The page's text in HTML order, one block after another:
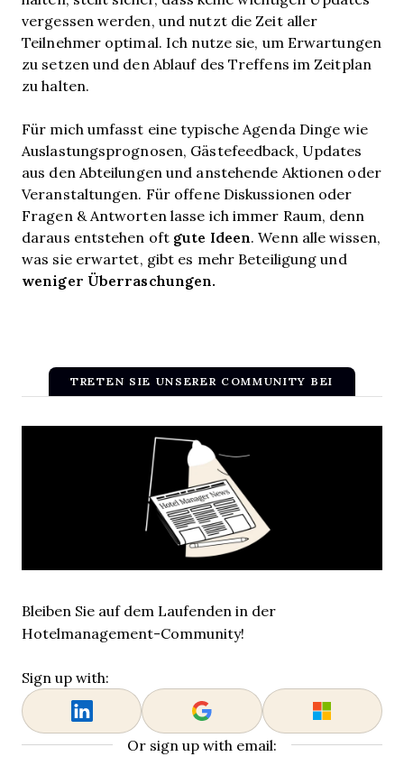
vergessen werden, und nutzt die Zeit aller
Teilnehmer optimal. Ich nutze sie, um Erwartungen
zu setzen und den Ablauf des Treffens im Zeitplan
zu halten.
Für mich umfasst eine typische Agenda Dinge wie
Auslastungsprognosen, Gästefeedback, Updates
aus den Abteilungen und anstehende Aktionen oder
Veranstaltungen. Für offene Diskussionen oder
Fragen & Antworten lasse ich immer Raum, denn
daraus entstehen oft gute Ideen. Wenn alle wissen,
was sie erwartet, gibt es mehr Beteiligung und
weniger Überraschungen.
TRETEN SIE UNSERER COMMUNITY BEI
Bleiben Sie auf dem Laufenden in der
Hotelmanagement-Community!
Sign up with:
Or sign up with email: